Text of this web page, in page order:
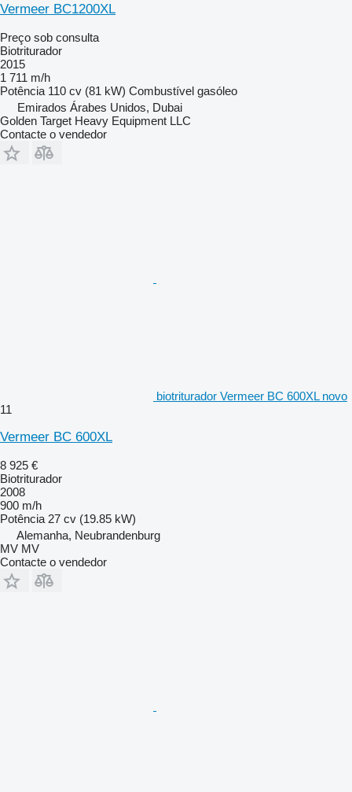
Vermeer BC1200XL
Preço sob consulta
Biotriturador
2015
1 711 m/h
Potência 110 cv (81 kW) Combustível gasóleo
Emirados Árabes Unidos, Dubai
Golden Target Heavy Equipment LLC
Contacte o vendedor
biotriturador Vermeer BC 600XL novo
11
Vermeer BC 600XL
8 925 €
Biotriturador
2008
900 m/h
Potência 27 cv (19.85 kW)
Alemanha, Neubrandenburg
MV MV
Contacte o vendedor